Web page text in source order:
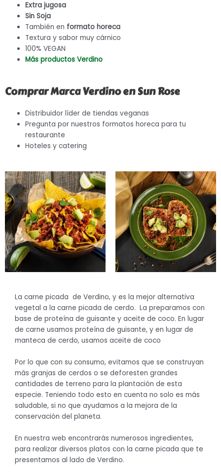
Extra jugosa
Sin Soja
También en formato horeca
Textura y sabor muy cárnico
100% VEGAN
Más productos Verdino
Comprar Marca Verdino en Sun Rose
Distribuidor líder de tiendas veganas
Pregunta por nuestros formatos horeca para tu
restaurante
Hoteles y catering
La carne picada de Verdino, y es la mejor alternativa
vegetal a la carne picada de cerdo. La preparamos con
base de proteína de guisante y aceite de coco. En lugar
de carne usamos proteína de guisante, y en lugar de
manteca de cerdo, usamos aceite de coco
Por lo que con su consumo, evitamos que se construyan
más granjas de cerdos o se deforesten grandes
cantidades de terreno para la plantación de esta
especie. Teniendo todo esto en cuenta no solo es más
saludable, si no que ayudamos a la mejora de la
conservación del planeta.
En nuestra web encontrarás numerosos ingredientes,
para realizar diversos platos con la carne picada que te
presentamos al lado de Verdino.